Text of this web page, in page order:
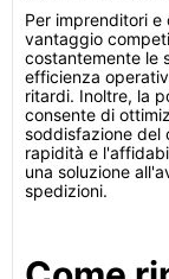
Per imprenditori
vantaggio
costantemente le
efficienza
ritardi. Inoltre, la
consente di
soddisfazione del
rapidità e
una soluzione
spedizioni.